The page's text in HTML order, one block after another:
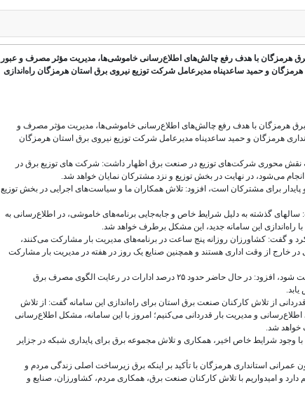
برق هرمزگان با هدف رفع چالش‌های اطلاع‌رسانی خاموشی‌ها، مدیریت مؤثر مصرف و عبور
و حمید ساعدپناه مدیرعامل شرکت توزیع نیروی برق استان هرمزگان راه‌اندازی
برق هرمزگان با هدف رفع چالش‌های اطلاع‌رسانی خاموشی‌ها، مدیریت مؤثر مصرف و
هرمزگان و حمید ساعدپناه مدیرعامل شرکت توزیع نیروی برق استان هرمزگان
نقش محوری شرکت‌های توزیع در صنعت برق اظهار داشت: شرکت های توزیع‌ برق در
می‌شود، در نهایت در بخش توزیع و نزد مشترکان نمایان خواهد شد.
پایدار برای مشترکان است، افزود: تلاش همکاران ما و سیاست‌های اجرایی در بخش توزیع
گذشته به دلیل شرایط خاص و جابه‌جایی برنامه‌های خاموشی، در اطلاع‌رسانی به
راه‌اندازی این سامانه جدید، این مشکل برطرف خواهد شد.
و گفت: کشاورزان روزانه پنج ساعت در برنامه‌های مدیریت بار مشارکت می‌کنند،
به کاهش ۳۰ درصدی مصرف برق در ساعات اداری و ۷۰ درصدی در خارج از وقت اداری هستند و همچنین صنایع یک روز در هفته در مدیریت بار مشارکت
وی با بیان اینکه همراهی دستگاه‌های اجرایی در رعایت الگوی مصرف باید تقویت شود، افزود: در حال حاضر حدود ۲۵ درصد ادارات در رعایت الگوی مصرف برق
از تلاش کارکنان صنعت برق استان برای راه‌اندازی این سامانه گفت: از تلاش
و مدیریت بار قدردانی می‌کنیم؛ امروز با این سامانه، مشکل اطلاع‌رسانی
خواهد شد.
با وجود شرایط خاص اخیر، همکاری و تلاش مجموعه برق برای پایداری شبکه در جزایر
استانداری هرمزگان با تأکید بر اینکه برق زیرساخت اصلی زندگی مردم و
و امیدواریم با تلاش کارکنان صنعت برق، همکاری مردم، کشاورزان، صنایع و